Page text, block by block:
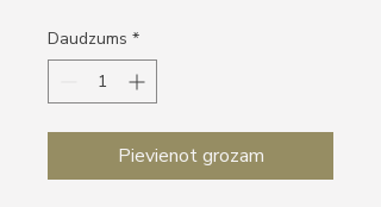
Daudzums *
Pievienot grozam